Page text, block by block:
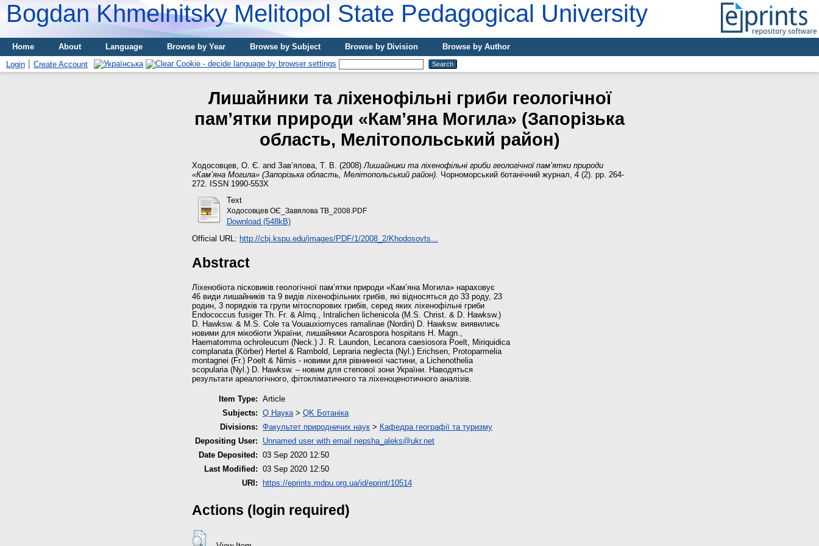
Bogdan Khmelnitsky Melitopol State Pedagogical University
Home About Language Browse by Year Browse by Subject Browse by Division
Browse by Author
Login
Create Account
Лишайники та ліхенофільні гриби геологічної
пам’ятки природи «Кам’яна Могила» (Запорізька
область, Мелітопольський район)
Ходосовцев, О. Є. and Зав’ялова, Т. В. (2008) Лишайники та ліхенофільні гриби геологічної пам’ятки природи
«Кам’яна Могила» (Запорізька область, Мелітопольський район). Чорноморський ботанічний журнал, 4 (2). pp. 264-
272. ISSN 1990-553Х
Text
Ходосовцев ОЄ_Завялова ТВ_2008.PDF
Download (548kB)
Official URL: http://cbj.kspu.edu/images/PDF/1/2008_2/Khodosovts...
Abstract
Ліхенобіота пісковиків геологічної пам’ятки природи «Кам’яна Могила» нараховує
46 види лишайників та 9 видів ліхенофільних грибів, які відносяться до 33 роду, 23
родин, 3 порядків та групи мітоспорових грибів, серед яких ліхенофільні гриби
Endococcus fusiger Th. Fr. & Almq., Intralichen lichenicola (M.S. Christ. & D. Hawksw.)
D. Hawksw. & M.S. Cole та Vouauxiomyces ramalinae (Nordin) D. Hawksw. виявились
новими для мікобіоти України, лишайники Acarospora hospitans H. Magn.,
Haematomma ochroleucum (Neck.) J. R. Laundon, Lecanora caesiosora Poelt, Miriquidica
complanata (Körber) Hertel & Rambold, Lepraria neglecta (Nyl.) Erichsen, Protoparmelia
montagnei (Fr.) Poelt & Nimis - новими для рівнинної частини, а Lichenothelia
scopularia (Nyl.) D. Hawksw. – новим для степової зони України. Наводяться
результати ареалогічного, фітокліматичного та ліхеноценотичного аналізів.
Item Type: Article
Subjects: Q Наука> QK Ботаніка
Divisions: Факультет природничих наук > Кафедра географії та туризму
Depositing User:
Unnamed user with email nepsha_aleks@ukr.net
Date Deposited: 03 Sep 2020 12:50
Last Modified: 03 Sep 2020 12:50
URI:
https://eprints.mdpu.org.ua/id/eprint/10514
Actions (login required)